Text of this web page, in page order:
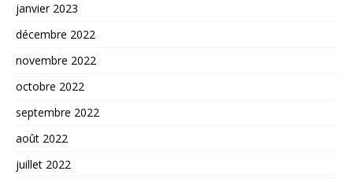
janvier 2023
décembre 2022
novembre 2022
octobre 2022
septembre 2022
août 2022
juillet 2022